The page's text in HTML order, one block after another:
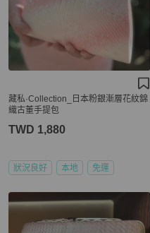
藏私·Collection_日本粉銀漸層花紋錦
織古董手提包
TWD 1,880
狀況良好 本地 免運